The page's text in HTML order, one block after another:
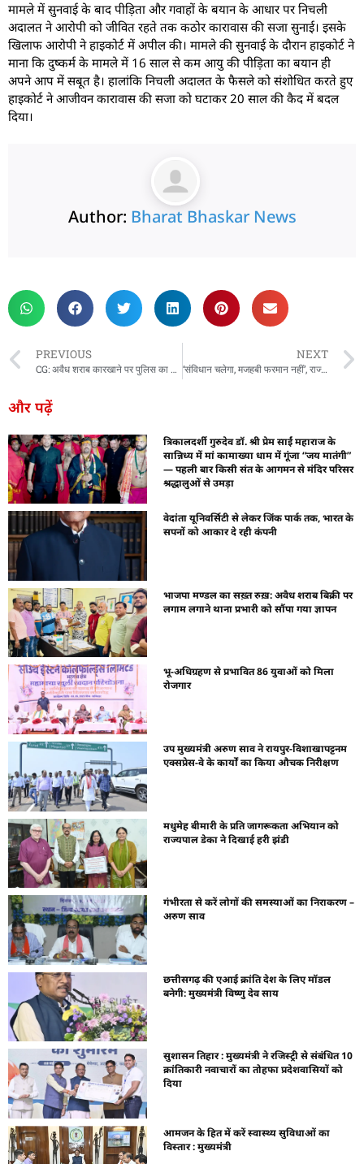
मामले में सुनवाई के बाद पीड़िता और गवाहों के बयान के आधार पर निचली
अदालत ने आरोपी को जीवित रहते तक कठोर कारावास की सजा सुनाई। इसके
खिलाफ आरोपी ने हाइकोर्ट में अपील की। मामले की सुनवाई के दौरान हाइकोर्ट ने
माना कि दुष्कर्म के मामले में 16 साल से कम आयु की पीड़िता का बयान ही
अपने आप में सबूत है। हालांकि निचली अदालत के फैसले को संशोधित करते हुए
हाइकोर्ट ने आजीवन कारावास की सजा को घटाकर 20 साल की कैद में बदल
दिया।
Author: Bharat Bhaskar News
PREVIOUS
CG: अवैध शराब कारखाने पर पुलिस का छापा, 4 आरोपी फरार
NEXT
‘संविधान चलेगा, मजहबी फरमान नहीं’, राज्यसभा में वक्फ बिल पर गरजे सुधांशु त्रिवेदी
और पढ़ें
त्रिकालदर्शी गुरुदेव डॉ. श्री प्रेम साईं महाराज के
सान्निध्य में मां कामाख्या धाम में गूंजा “जय मातंगी”
— पहली बार किसी संत के आगमन से मंदिर परिसर
श्रद्धालुओं से उमड़ा
वेदांता यूनिवर्सिटी से लेकर जिंक पार्क तक, भारत के
सपनों को आकार दे रही कंपनी
भाजपा मण्डल का सख़्त रुख़: अवैध शराब बिक्री पर
लगाम लगाने थाना प्रभारी को सौंपा गया ज्ञापन
भू-अधिग्रहण से प्रभावित 86 युवाओं को मिला
रोजगार
उप मुख्यमंत्री अरुण साव ने रायपुर-विशाखापट्टनम
एक्सप्रेस-वे के कार्यों का किया औचक निरीक्षण
मधुमेह बीमारी के प्रति जागरूकता अभियान को
राज्यपाल डेका ने दिखाई हरी झंडी
गंभीरता से करें लोगों की समस्याओं का निराकरण –
अरुण साव
छत्तीसगढ़ की एआई क्रांति देश के लिए मॉडल
बनेगी: मुख्यमंत्री विष्णु देव साय
सुशासन तिहार : मुख्यमंत्री ने रजिस्ट्री से संबंधित 10
क्रांतिकारी नवाचारों का तोहफा प्रदेशवासियों को
दिया
आमजन के हित में करें स्वास्थ्य सुविधाओं का
विस्तार : मुख्यमंत्री